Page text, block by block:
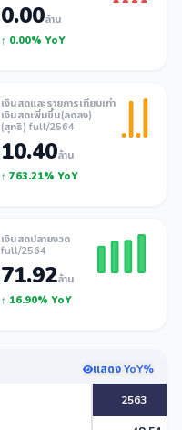
0.00ล้าน
↑ 0.00% YoY
เงินสดและรายการเทียบเท่า
เงินสดเพิ่มขึ้น(ลดลง)
(สุทธิ) full/2564
10.40ล้าน
↑ 763.21% YoY
เงินสดปลายงวด
full/2564
71.92ล้าน
↑ 16.90% YoY
แสดง YoY%
2563